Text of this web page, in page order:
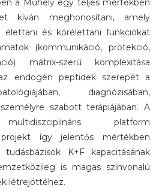
a Műhely egy teljes mértékben
kíván meghonosítani, amely
élettani és kórélettani funkciókat
(kommunikáció, protekció,
mátrix-szerű komplexitása
endogén peptidek szerepét a
diagnózisában,
szabott terápiájában. A
platform
projekt így jelentős mértékben
K+F kapacitásának
is magas színvonalú
létrejöttéhez.